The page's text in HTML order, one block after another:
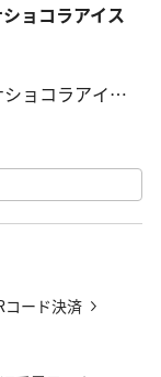
ョコラアイス
ョコラアイス
···
コード決済